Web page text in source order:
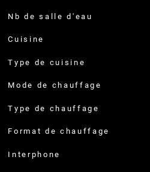
Nb de salle d'eau
Cuisine
Type de cuisine
Mode de chauffage
Type de chauffage
Format de chauffage
Interphone